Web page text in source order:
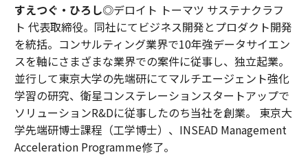
すえつぐ・ひろし◎デロイト トーマツ サステナクラフ
ト 代表取締役。同社にてビジネス開発とプロダクト開発
を統括。コンサルティング業界で10年強データサイエン
スを軸にさまざまな業界での案件に従事し、独立起業。
並行して東京大学の先端研にてマルチエージェント強化
学習の研究、衛星コンステレーションスタートアップで
ソリューションR&Dに従事したのち当社を創業。 東京大
学先端研博士課程（工学博士）、INSEAD Management
Acceleration Programme修了。